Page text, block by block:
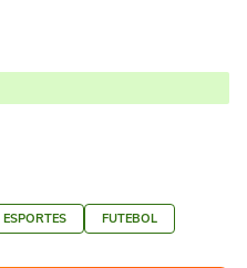
ESPORTES FUTEBOL